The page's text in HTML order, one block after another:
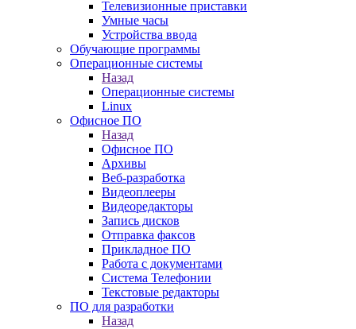
Телевизионные приставки
Умные часы
Устройства ввода
Обучающие программы
Операционные системы
Назад
Операционные системы
Linux
Офисное ПО
Назад
Офисное ПО
Архивы
Веб-разработка
Видеоплееры
Видеоредакторы
Запись дисков
Отправка факсов
Прикладное ПО
Работа с документами
Система Телефонии
Текстовые редакторы
ПО для разработки
Назад